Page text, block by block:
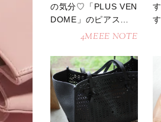
の気分♡「PLUS VEN
DOME」のピアスが
4MEEE NOTE